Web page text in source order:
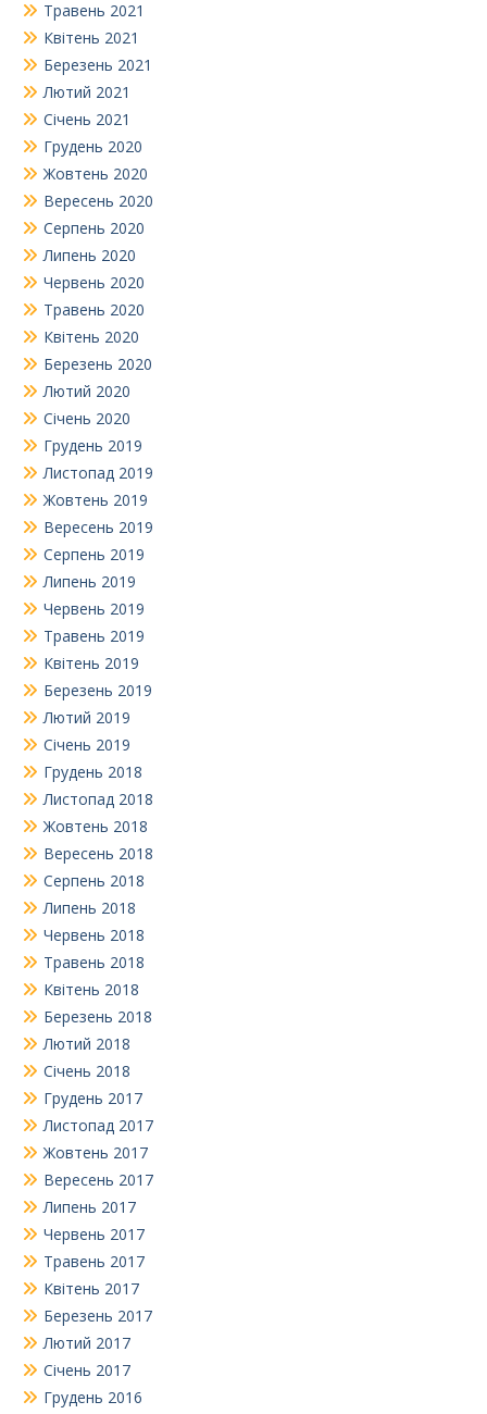
Травень 2021
Квітень 2021
Березень 2021
Лютий 2021
Січень 2021
Грудень 2020
Жовтень 2020
Вересень 2020
Серпень 2020
Липень 2020
Червень 2020
Травень 2020
Квітень 2020
Березень 2020
Лютий 2020
Січень 2020
Грудень 2019
Листопад 2019
Жовтень 2019
Вересень 2019
Серпень 2019
Липень 2019
Червень 2019
Травень 2019
Квітень 2019
Березень 2019
Лютий 2019
Січень 2019
Грудень 2018
Листопад 2018
Жовтень 2018
Вересень 2018
Серпень 2018
Липень 2018
Червень 2018
Травень 2018
Квітень 2018
Березень 2018
Лютий 2018
Січень 2018
Грудень 2017
Листопад 2017
Жовтень 2017
Вересень 2017
Липень 2017
Червень 2017
Травень 2017
Квітень 2017
Березень 2017
Лютий 2017
Січень 2017
Грудень 2016